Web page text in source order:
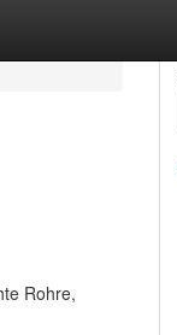
Rohre,